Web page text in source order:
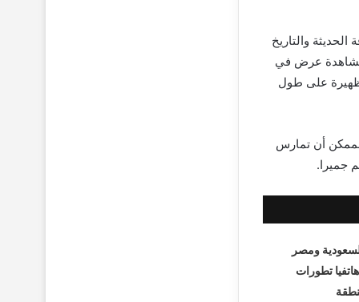
الحديثة والتاريخ
بمشاهدة عرض في
على طول
أن تمارس
جميرا.
ومصر
تطورات